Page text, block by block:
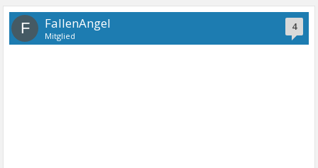
4
F FallenAngel
Mitglied